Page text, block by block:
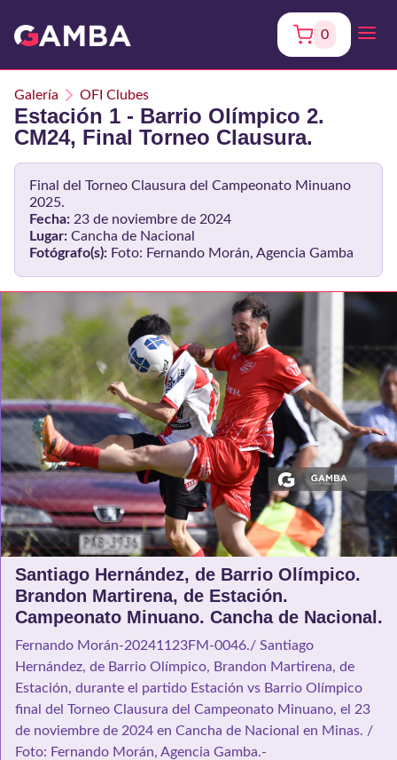
0
Galería OFI Clubes
Estación 1 - Barrio Olímpico 2.
CM24, Final Torneo Clausura.
Final del Torneo Clausura del Campeonato Minuano
2025.
Fecha: 23 de noviembre de 2024
Lugar: Cancha de Nacional
Fotógrafo(s): Foto: Fernando Morán, Agencia Gamba
Santiago Hernández, de Barrio Olímpico.
Brandon Martirena, de Estación.
Campeonato Minuano. Cancha de Nacional.
Fernando Morán-20241123FM-0046./ Santiago
Hernández, de Barrio Olímpico, Brandon Martirena, de
Estación, durante el partido Estación vs Barrio Olímpico
final del Torneo Clausura del Campeonato Minuano, el 23
de noviembre de 2024 en Cancha de Nacional en Minas. /
Foto: Fernando Morán, Agencia Gamba.-